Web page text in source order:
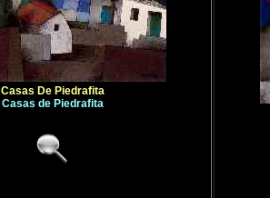
Casas De Piedrafita
Casas de Piedrafita